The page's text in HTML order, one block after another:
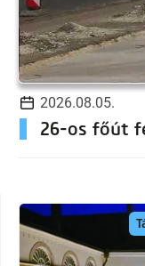
2026.08.05.
26-os főút